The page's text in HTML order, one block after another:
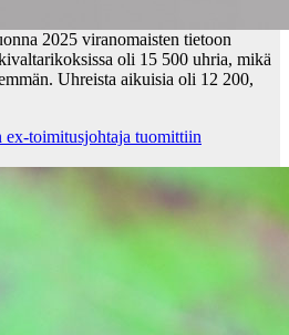
2025 viranomaisten tietoon
oli 15 500 uhria, mikä
Uhreista aikuisia oli 12 200,
toimitusjohtaja tuomittiin